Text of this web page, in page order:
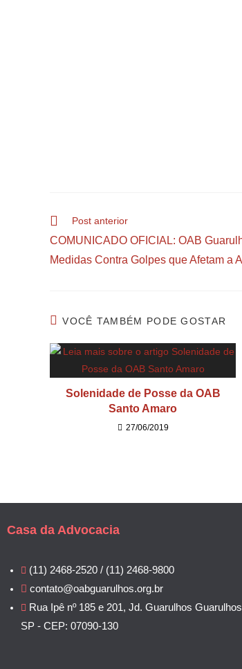
Post anterior
COMUNICADO OFICIAL: OAB
Medidas Contra Golpes que Afetam a
VOCÊ TAMBÉM PODE GOSTAR
Solenidade de Posse da OAB
Santo Amaro
27/06/2019
Casa da Advocacia
(11) 2468-2520 / (11) 2468-9800
contato@oabguarulhos.org.br
Rua Ipê nº 185 e 201, Jd. Guarulhos
SP - CEP: 07090-130